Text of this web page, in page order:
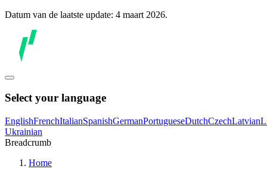
Datum van de laatste update: 4 maart 2026.
Select your language
EnglishFrenchItalianSpanishGermanPortugueseDutchCzechLatvian
Ukrainian
Breadcrumb
Home